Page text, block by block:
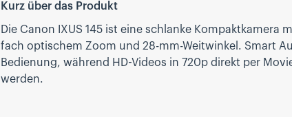
Kurz über das Produkt
Die Canon IXUS 145 ist eine schlanke Kompaktkamera
fach optischem Zoom und 28-mm-Weitwinkel. Smart
Bedienung, während HD-Videos in 720p direkt per
werden.